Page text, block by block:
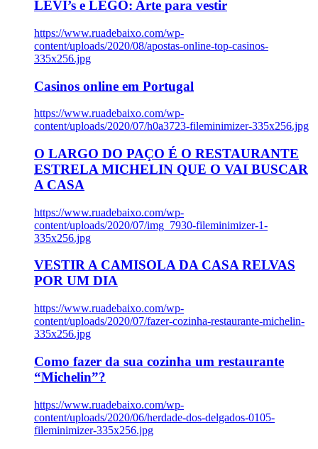
LEVI’s e LEGO: Arte para vestir
https://www.ruadebaixo.com/wp-
content/uploads/2020/08/apostas-online-top-casinos-
335x256.jpg
Casinos online em Portugal
https://www.ruadebaixo.com/wp-
content/uploads/2020/07/h0a3723-fileminimizer-335x256.jpg
O LARGO DO PAÇO É O RESTAURANTE
ESTRELA MICHELIN QUE O VAI BUSCAR
A CASA
https://www.ruadebaixo.com/wp-
content/uploads/2020/07/img_7930-fileminimizer-1-
335x256.jpg
VESTIR A CAMISOLA DA CASA RELVAS
POR UM DIA
https://www.ruadebaixo.com/wp-
content/uploads/2020/07/fazer-cozinha-restaurante-michelin-
335x256.jpg
Como fazer da sua cozinha um restaurante
“Michelin”?
https://www.ruadebaixo.com/wp-
content/uploads/2020/06/herdade-dos-delgados-0105-
fileminimizer-335x256.jpg